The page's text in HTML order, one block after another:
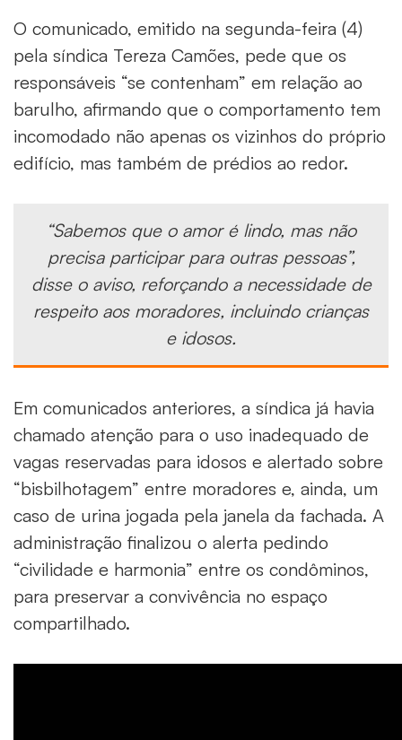
O comunicado, emitido na segunda-feira (4)
pela síndica Tereza Camões, pede que os
responsáveis “se contenham” em relação ao
barulho, afirmando que o comportamento tem
incomodado não apenas os vizinhos do próprio
edifício, mas também de prédios ao redor.
“Sabemos que o amor é lindo, mas não
precisa participar para outras pessoas”,
disse o aviso, reforçando a necessidade de
respeito aos moradores, incluindo crianças
e idosos.
Em comunicados anteriores, a síndica já havia
chamado atenção para o uso inadequado de
vagas reservadas para idosos e alertado sobre
“bisbilhotagem” entre moradores e, ainda, um
caso de urina jogada pela janela da fachada. A
administração finalizou o alerta pedindo
“civilidade e harmonia” entre os condôminos,
para preservar a convivência no espaço
compartilhado.